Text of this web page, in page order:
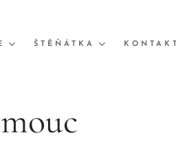
ŠTĚŇÁTKA KONTAKT